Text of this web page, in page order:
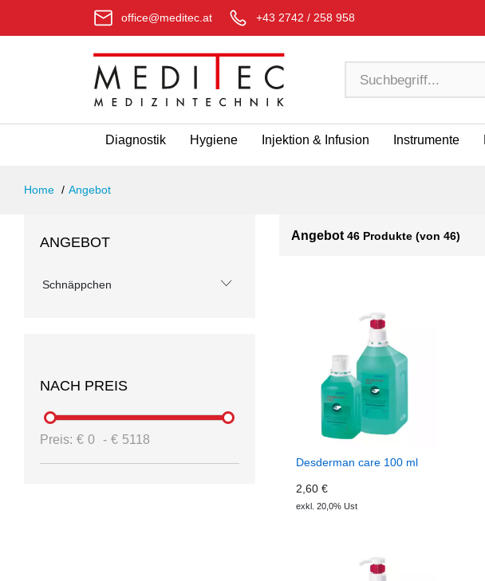
office@meditec.at +43 2742 / 258 958
Diagnostik Hygiene Injektion & Infusion Instrumente
Home Angebot
ANGEBOT
Schnäppchen
NACH PREIS
Preis: € 0 - € 5118
Angebot 46 Produkte (von 46)
Desderman care 100 ml
2,60 €
exkl. 20,0% Ust